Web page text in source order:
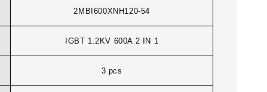
2MBI600XNH120-54
IGBT 1.2KV 600A 2 IN 1
3 pcs